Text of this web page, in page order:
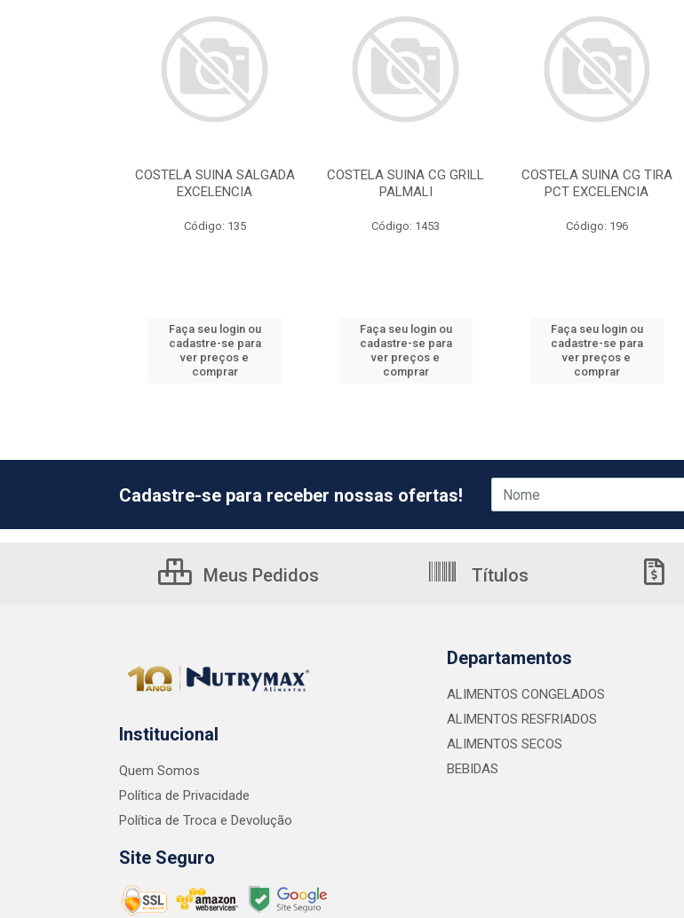
COSTELA SUINA SALGADA
EXCELENCIA
Código: 135
Faça seu login ou
cadastre-se para
ver preços e
comprar
COSTELA SUINA CG GRILL
PALMALI
Código: 1453
Faça seu login ou
cadastre-se para
ver preços e
comprar
COSTELA SUINA CG TIRA
PCT EXCELENCIA
Código: 196
Faça seu login ou
cadastre-se para
ver preços e
comprar
Cadastre-se para receber nossas ofertas!
Meus Pedidos Títulos
Institucional
Quem Somos
Política de Privacidade
Política de Troca e Devolução
Site Seguro
Departamentos
ALIMENTOS CONGELADOS
ALIMENTOS RESFRIADOS
ALIMENTOS SECOS
BEBIDAS